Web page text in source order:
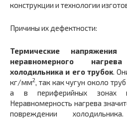
конструкции и технологии
Причины их дефектности:
Термические
неравномерного
холодильника и его трубок.
кг/мм2, так как чугун около
а в периферийных зонах
Неравномерность нагрева
повреждении